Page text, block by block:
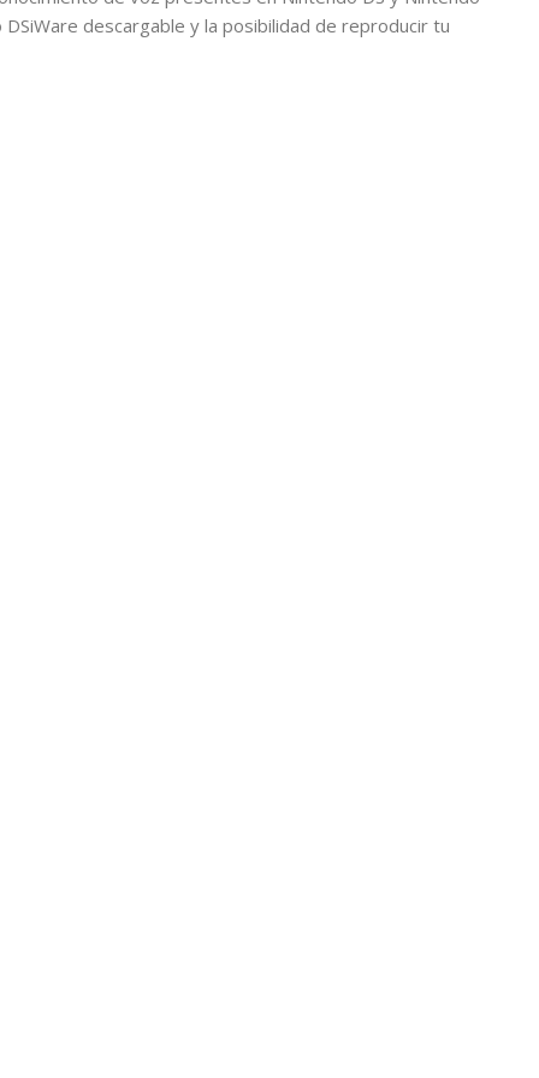
descargable y la posibilidad de reproducir tu